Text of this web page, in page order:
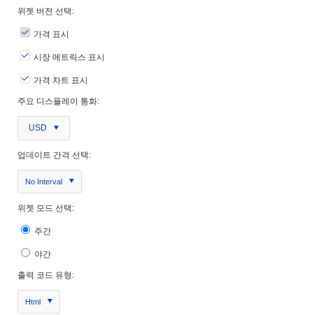
위젯 버전 선택:
가격 표시
시장 메트릭스 표시
가격 차트 표시
주요 디스플레이 통화:
USD
업데이트 간격 선택:
No Interval
위젯 모드 선택:
주간
야간
출력 코드 유형:
Html